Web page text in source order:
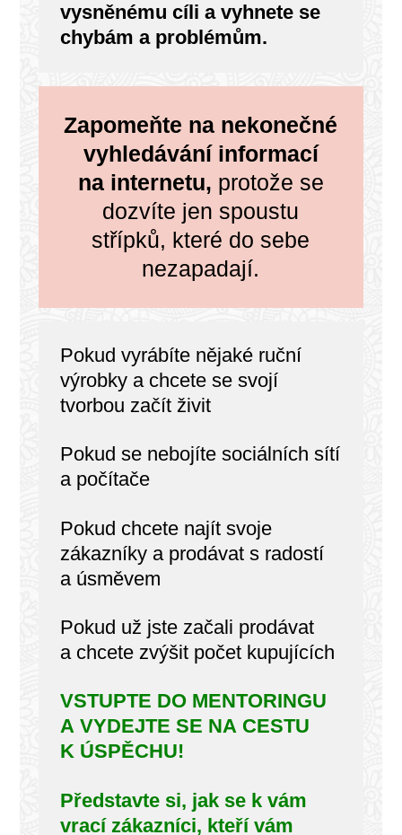
vysněnému cíli a vyhnete se
chybám a problémům.
Zapomeňte na nekonečné
vyhledávání informací
na internetu, protože se
dozvíte jen spoustu
střípků, které do sebe
nezapadají.
Pokud vyrábíte nějaké ruční
výrobky a chcete se svojí
tvorbou začít živit
Pokud se nebojíte sociálních sítí
a počítače
Pokud chcete najít svoje
zákazníky a prodávat s radostí
a úsměvem
Pokud už jste začali prodávat
a chcete zvýšit počet kupujících
VSTUPTE DO MENTORINGU
A VYDEJTE SE NA CESTU
K ÚSPĚCHU!
Představte si, jak se k vám
vrací zákazníci, kteří vám